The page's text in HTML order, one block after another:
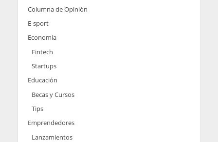
Columna de Opinión
E-sport
Economía
Fintech
Startups
Educación
Becas y Cursos
Tips
Emprendedores
Lanzamientos